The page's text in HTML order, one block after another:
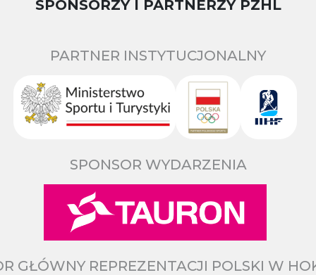
SPONSORZY I PARTNERZY PZHL
PARTNER INSTYTUCJONALNY
SPONSOR WYDARZENIA
GŁÓWNY REPREZENTACJI POLSKI W